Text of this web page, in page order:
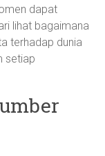
dapat
lihat bagaimana
terhadap dunia
setiap